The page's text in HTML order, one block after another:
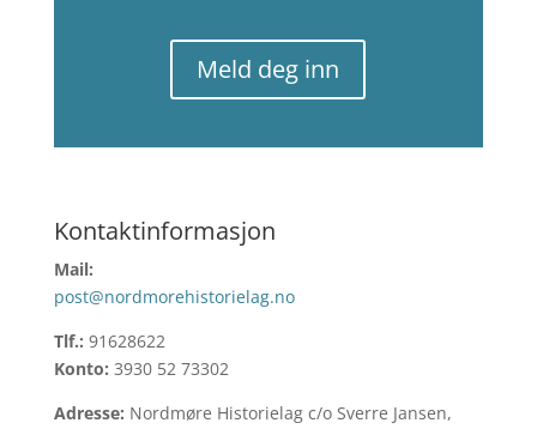
Meld deg inn
Kontaktinformasjon
Mail:
post@nordmorehistorielag.no
Tlf.: 91628622
Konto: 3930 52 73302
Adresse: Nordmøre Historielag c/o Sverre Jansen,